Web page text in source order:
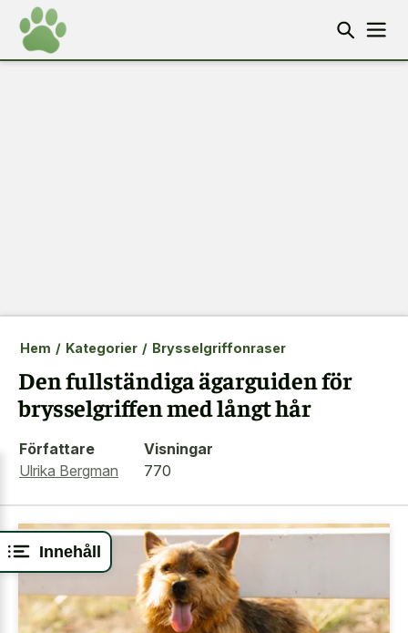
Innehåll
Hem / Kategorier / Brysselgriffonraser
Den fullständiga ägarguiden för
brysselgriffen med långt hår
Författare
Ulrika Bergman
Visningar
770